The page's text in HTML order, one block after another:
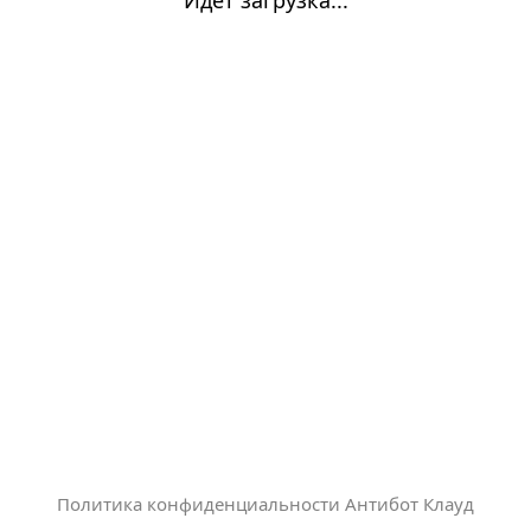
Политика конфиденциальности Антибот Клауд